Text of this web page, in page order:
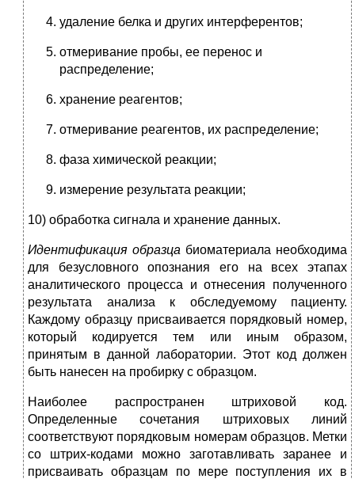
удаление белка и других интерферентов;
отмеривание пробы, ее перенос и
распределение;
хранение реагентов;
отмеривание реагентов, их распределение;
фаза химической реакции;
измерение результата реакции;
10) обработка сигнала и хранение данных.
Идентификация образца биоматериала необходима
для безус­ловного опознания его на всех этапах
аналитического процесса и отнесения полученного
результата анализа к обследуемому паци­енту.
Каждому образцу присваивается порядковый номер,
кото­рый кодируется тем или иным образом,
принятым в данной лабо­ратории. Этот код должен
быть нанесен на пробирку с образцом.
Наиболее распространен штриховой код.
Определенные соче­тания штриховых линий
соответствуют порядковым номерам об­разцов. Метки
со штрих-кодами можно заготавливать заранее и
присваивать образцам по мере поступления их в